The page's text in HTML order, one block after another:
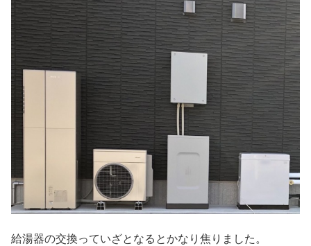
給湯器の交換っていざとなるとかなり焦りました。